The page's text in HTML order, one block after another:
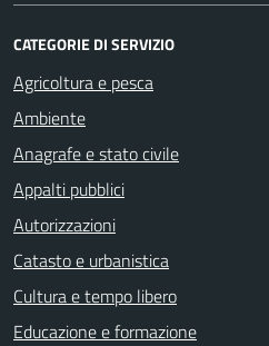
CATEGORIE DI SERVIZIO
Agricoltura e pesca
Ambiente
Anagrafe e stato civile
Appalti pubblici
Autorizzazioni
Catasto e urbanistica
Cultura e tempo libero
Educazione e formazione